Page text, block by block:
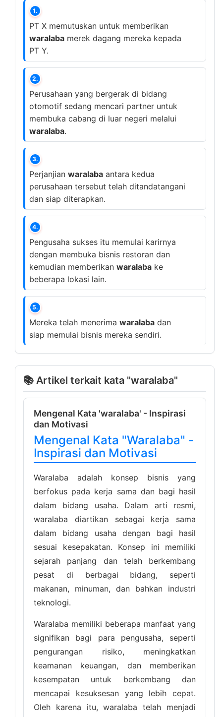
1.
PT X memutuskan untuk memberikan
waralaba merek dagang mereka kepada
PT Y.
2.
Perusahaan yang bergerak di bidang
otomotif sedang mencari partner untuk
membuka cabang di luar negeri melalui
waralaba.
3.
Perjanjian waralaba antara kedua
perusahaan tersebut telah ditandatangani
dan siap diterapkan.
4.
Pengusaha sukses itu memulai karirnya
dengan membuka bisnis restoran dan
kemudian memberikan waralaba ke
beberapa lokasi lain.
5.
Mereka telah menerima waralaba dan
siap memulai bisnis mereka sendiri.
📚 Artikel terkait kata "waralaba"
Mengenal Kata 'waralaba' - Inspirasi
dan Motivasi
Mengenal Kata "Waralaba" -
Inspirasi dan Motivasi
Waralaba adalah konsep bisnis yang
berfokus pada kerja sama dan bagi hasil
dalam bidang usaha. Dalam arti resmi,
waralaba diartikan sebagai kerja sama
dalam bidang usaha dengan bagi hasil
sesuai kesepakatan. Konsep ini memiliki
sejarah panjang dan telah berkembang
pesat di berbagai bidang, seperti
makanan, minuman, dan bahkan industri
teknologi.
Waralaba memiliki beberapa manfaat yang
signifikan bagi para pengusaha, seperti
pengurangan risiko, meningkatkan
keamanan keuangan, dan memberikan
kesempatan untuk berkembang dan
mencapai kesuksesan yang lebih cepat.
Oleh karena itu, waralaba telah menjadi